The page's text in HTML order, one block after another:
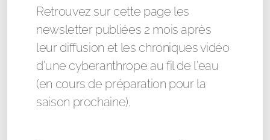
Retrouvez sur cette page les
newsletter publiées 2 mois après
leur diffusion et les chroniques vidéo
d'une cyberanthrope au fil de l'eau
(en cours de préparation pour la
saison prochaine).